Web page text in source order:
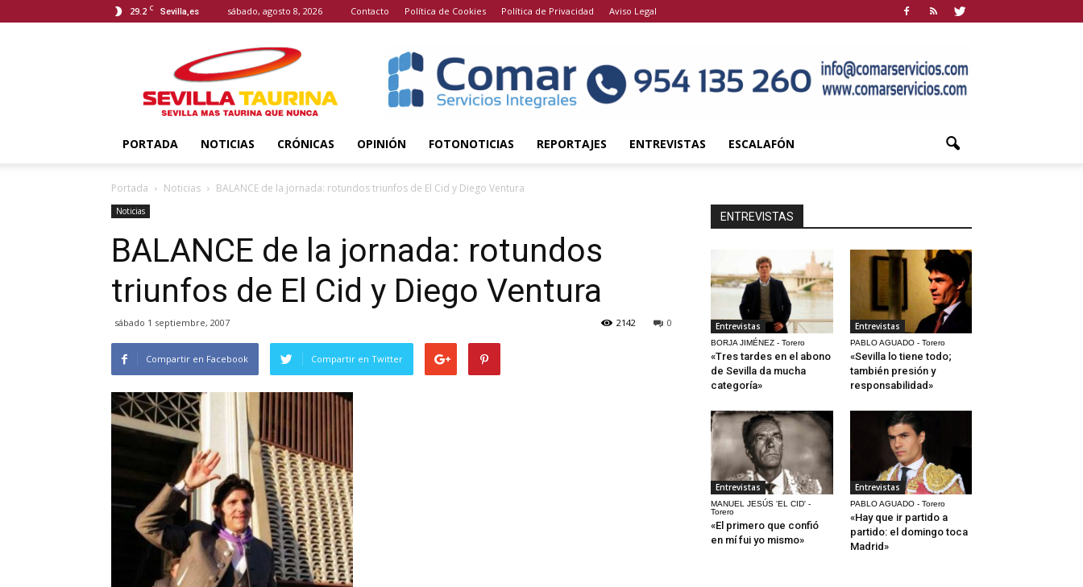
29.2 C Sevilla,es sábado, agosto 8, 2026 Contacto Política de Cookies Política de Privacidad Aviso Legal
Taurina
PORTADA NOTICIAS CRÓNICAS OPINIÓN FOTONOTICIAS REPORTAJES ENTREVISTAS ESCALAFÓN
Portada Noticias BALANCE de la jornada: rotundos triunfos de El Cid y Diego Ventura
Noticias
BALANCE de la jornada: rotundos
triunfos de El Cid y Diego Ventura
sábado 1 septiembre, 2007 0
2142
Compartir en Facebook Compartir en Twitter
ENTREVISTAS
Entrevistas
BORJA JIMÉNEZ - Torero
«Tres tardes en el abono
de Sevilla da mucha
categoría»
Entrevistas
PABLO AGUADO - Torero
«Sevilla lo tiene todo;
también presión y
responsabilidad»
Entrevistas
MANUEL JESÚS 'EL CID' -
Torero
«El primero que confió
en mí fui yo mismo»
Entrevistas
PABLO AGUADO - Torero
«Hay que ir partido a
partido: el domingo toca
Madrid»